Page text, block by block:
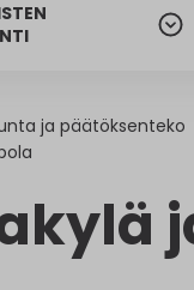
ja päätöksenteko